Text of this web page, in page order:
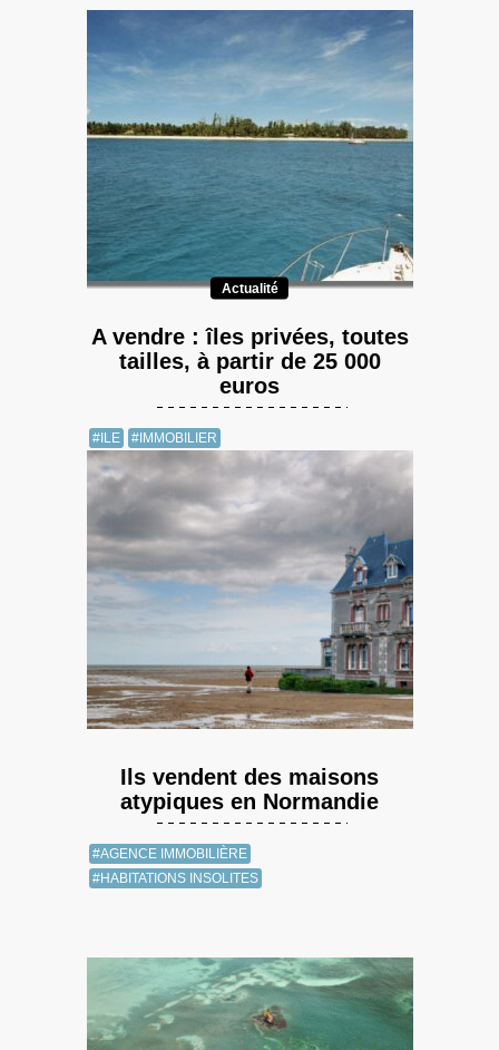
Actualité
A vendre : îles privées, toutes
tailles, à partir de 25 000
euros
#ILE #IMMOBILIER
Ils vendent des maisons
atypiques en Normandie
#AGENCE IMMOBILIÈRE
#HABITATIONS INSOLITES